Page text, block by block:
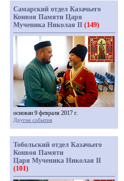
Самарский отдел Казачьего
Конвоя Памяти Царя
Мученика Николая II (149)
основан 9 февраля 2017 г.
Другие события
Тобольский отдел Казачьего
Конвоя Памяти
Царя Мученика Николая II
(101)